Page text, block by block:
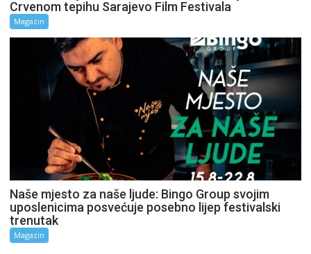
Crvenom tepihu Sarajevo Film Festivala
Magazin
Naše mjesto za naše ljude: Bingo Group svojim
uposlenicima posvećuje posebno lijep festivalski
trenutak
Magazin